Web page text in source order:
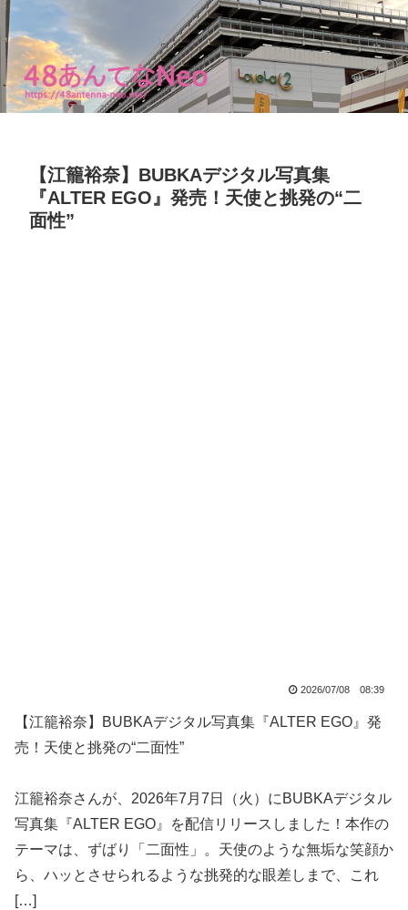
【江籠裕奈】BUBKAデジタル写真集
『ALTER EGO』発売！天使と挑発の“二
面性”
2026/07/08 08:39
【江籠裕奈】BUBKAデジタル写真集『ALTER EGO』発
売！天使と挑発の“二面性”
江籠裕奈さんが、2026年7月7日（火）にBUBKAデジタル
写真集『ALTER EGO』を配信リリースしました！本作の
テーマは、ずばり「二面性」。天使のような無垢な笑顔か
ら、ハッとさせられるような挑発的な眼差しまで、これ
[…]